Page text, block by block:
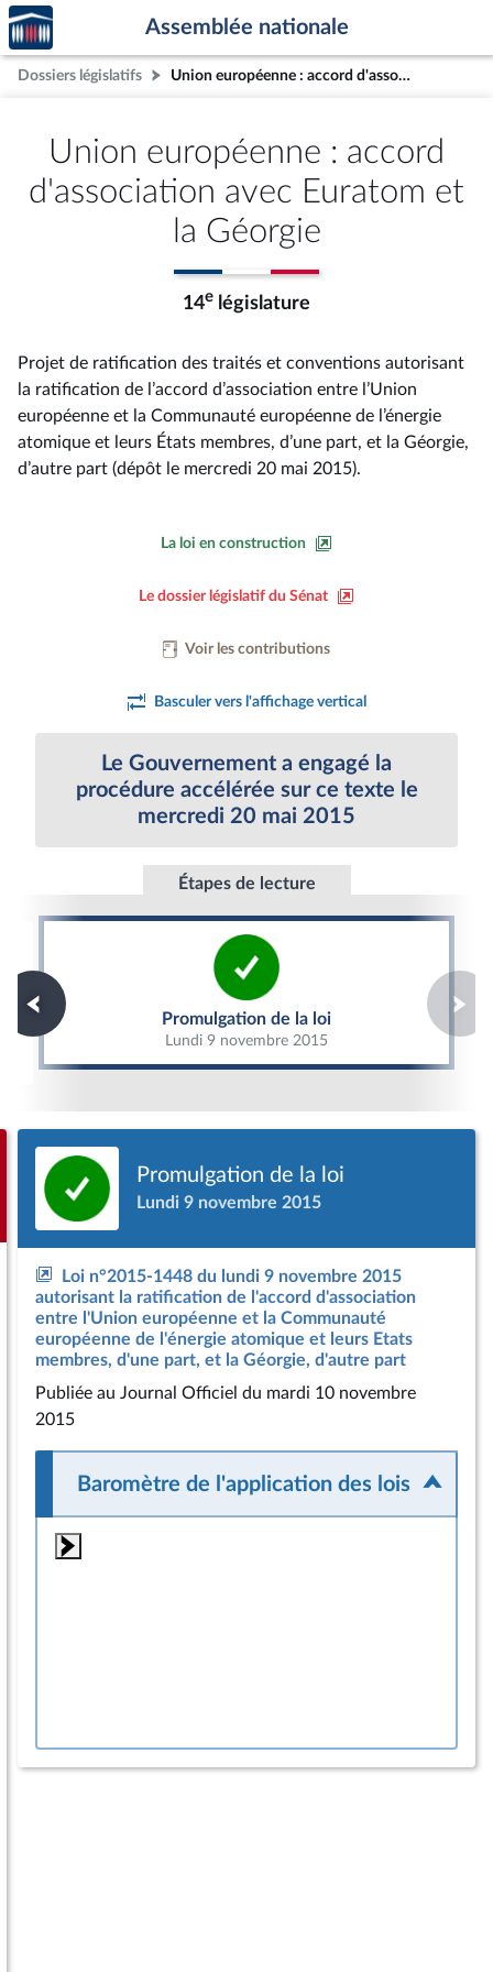
Aller au contenu
Aller en bas de la page
Accèder
à la
page
d'accueil
Assemblée nationale
Dossiers législatifs Union européenne : accord d'association avec Euratom et la Géorgie
Union européenne : accord
d'association avec Euratom et
la Géorgie
14e législature
Projet de ratification des traités et conventions autorisant
la ratification de l’accord d’association entre l’Union
européenne et la Communauté européenne de l’énergie
atomique et leurs États membres, d’une part, et la Géorgie,
d’autre part (dépôt le mercredi 20 mai 2015).
La loi en construction
Le dossier législatif du Sénat
Voir les contributions
Basculer vers l'affichage vertical
Le Gouvernement a engagé la
procédure accélérée sur ce texte le
mercredi 20 mai 2015
Étapes de lecture
Promulgation de la loi
Lundi 9 novembre 2015
Promulgation de la loi
Promulgation de la loi
Lundi 9 novembre 2015
Loi n°2015-1448 du lundi 9 novembre 2015
autorisant la ratification de l'accord d'association
entre l'Union européenne et la Communauté
européenne de l'énergie atomique et leurs Etats
membres, d'une part, et la Géorgie, d'autre part
Publiée au Journal Officiel du mardi 10 novembre
2015
Baromètre de l'application des lois